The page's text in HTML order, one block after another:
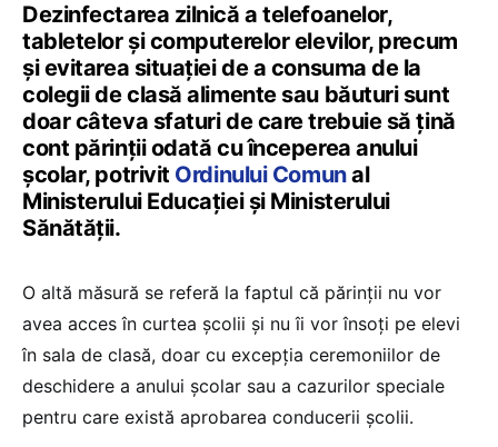
Dezinfectarea zilnică a telefoanelor,
tabletelor și computerelor elevilor, precum
și evitarea situației de a consuma de la
colegii de clasă alimente sau băuturi sunt
doar câteva sfaturi de care trebuie să țină
cont părinții odată cu începerea anului
școlar, potrivit Ordinului Comunal
Ministerului Educației și Ministerului
Sănătății.
O altă măsură se referă la faptul că părinții nu vor
avea acces în curtea școlii și nu îi vor însoți pe elevi
în sala de clasă, doar cu excepția ceremoniilor de
deschidere a anului școlar sau a cazurilor speciale
pentru care există aprobarea conducerii școlii.